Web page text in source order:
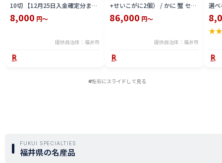
10切 【12月25日入金確定分まで
「年内発送」「年内配送」「年内
お届け」】/ レンジで温めるだけ
8,000 円～
提供自治体：福井市
+せいこがに2個） / かに 蟹 セイ
コ ずわい ズワイ 内子 外子 国産
冷凍 冬 冬の味覚 珍味 グルメ 国
86,000 円～
提供自治体：福井市
選
鯖
用
テラ
★
左右にスライドして見る
FUKUI SPECIALTIES
福井県の名産品